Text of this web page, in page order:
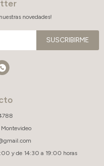
Montevideo
y de 14:30 a 19:00 horas
novedades!
SUSCRIBIRME